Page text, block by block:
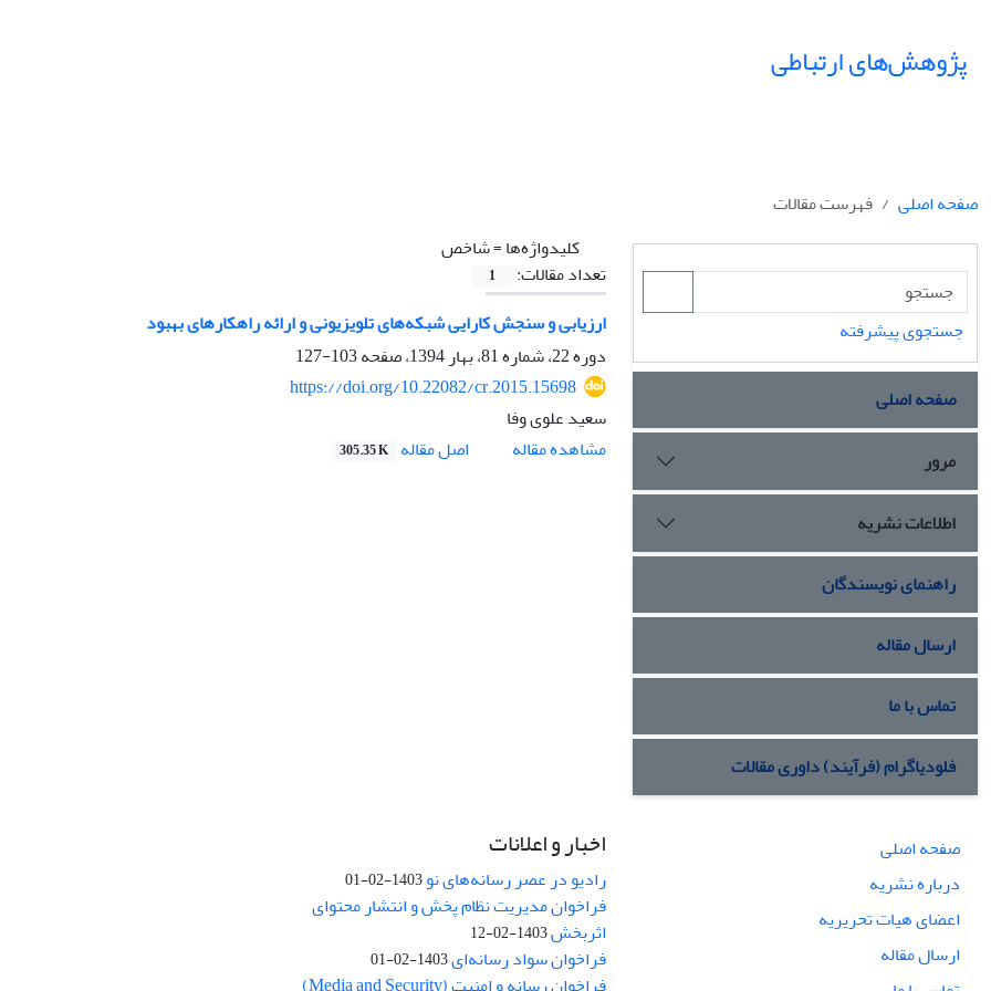
پژوهش‌های ارتباطی
صفحه اصلی
فهرست مقالات
کلیدواژه‌ها =شاخص
تعداد مقالات:
1
ارزیابی و سنجش کارایی شبکه‌های تلویزیونی و ارائه راهکارهای بهبود
دوره 22، شماره 81، بهار 1394، صفحه
103-127
https://doi.org/10.22082/cr.2015.15698
سعید علوی وفا
مشاهده مقاله
اصل مقاله 305.35 K
جستجوی پیشرفته
صفحه اصلی
مرور
اطلاعات نشریه
راهنمای نویسندگان
ارسال مقاله
تماس با ما
فلودیاگرام (فرآیند) داوری مقالات
صفحه اصلی
درباره نشریه
اعضای هیات تحریریه
ارسال مقاله
اخبار و اعلانات
رادیو در عصر رسانه‌های نو1403-02-01
فراخوان مدیریت نظام پخش و انتشار محتوای
اثربخش1403-02-12
فراخوان سواد رسانه‌ای1403-02-01